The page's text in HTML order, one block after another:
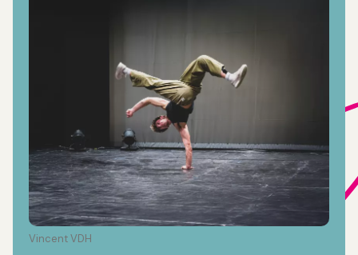
Vincent VDH